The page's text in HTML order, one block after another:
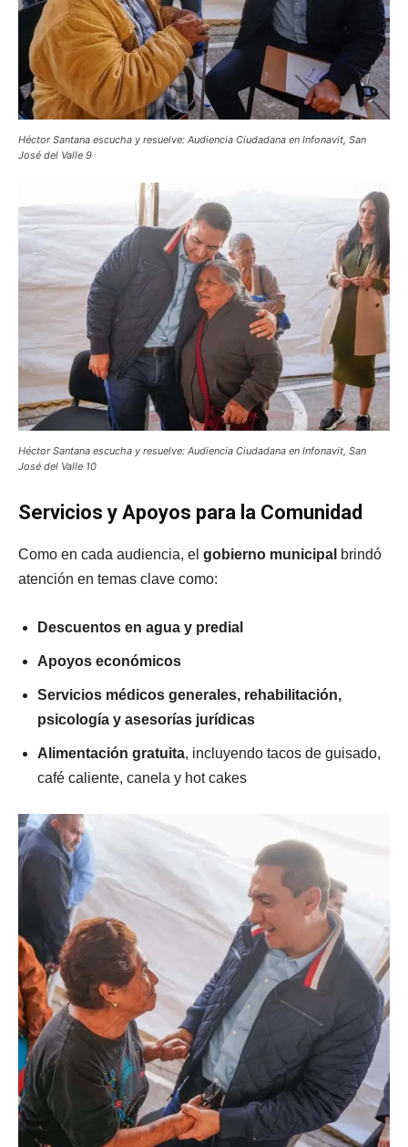
Héctor Santana escucha y resuelve: Audiencia Ciudadana en Infonavit, San
José del Valle 9
Héctor Santana escucha y resuelve: Audiencia Ciudadana en Infonavit, San
José del Valle 10
Servicios y Apoyos para la Comunidad
Como en cada audiencia, el gobierno municipal brindó
atención en temas clave como:
Descuentos en agua y predial
Apoyos económicos
Servicios médicos generales, rehabilitación,
psicología y asesorías jurídicas
Alimentación gratuita, incluyendo tacos de guisado,
café caliente, canela y hot cakes